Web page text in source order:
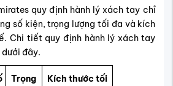
quy định hành lý xách tay chỉ
số kiện, trọng lượng tối đa và kích
Chi tiết quy định hành lý xách tay
đây.
Trọng
Kích thước tối